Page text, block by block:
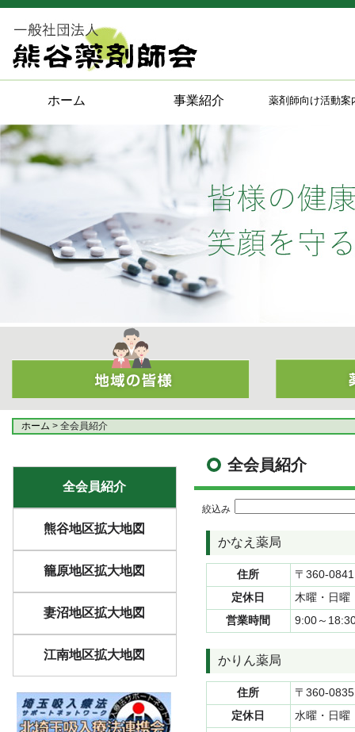
ホーム 事業紹介 薬剤師向け活動案
ホーム > 全会員紹介
全会員紹介
絞込み
かなえ薬局
住所
〒360-
定休日
木曜・日曜
営業時間
9:00～
かりん薬局
住所
〒360-
定休日
水曜・日曜
全会員紹介
熊谷地区拡大地図
籠原地区拡大地図
妻沼地区拡大地図
江南地区拡大地図